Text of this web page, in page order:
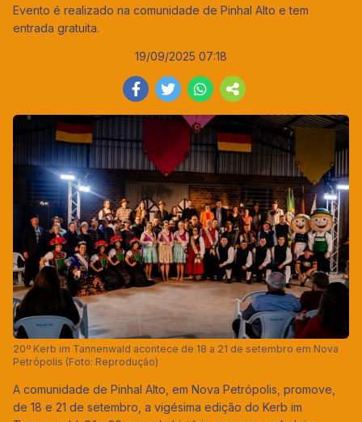
Evento é realizado na comunidade de Pinhal Alto e tem
entrada gratuita.
19/09/2025 07:18
20º Kerb im Tannenwald acontece de 18 a 21 de setembro em Nova
Petrópolis (Foto: Reprodução)
A comunidade de Pinhal Alto, em Nova Petrópolis, promove,
de 18 e 21 de setembro, a vigésima edição do Kerb im